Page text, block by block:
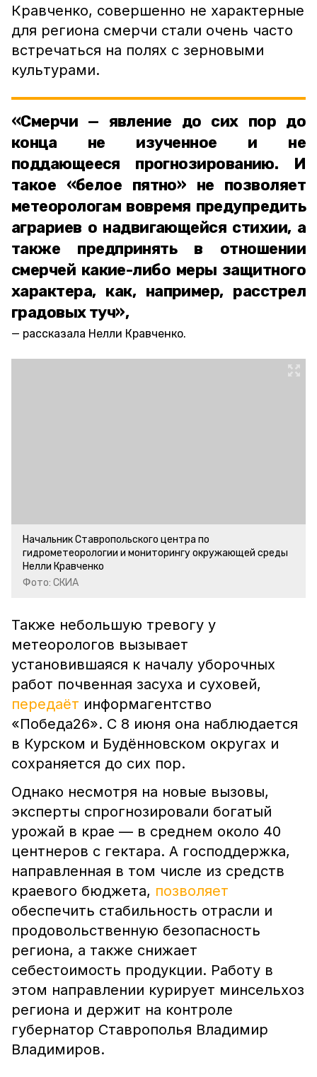
Кравченко, совершенно не характерные
для региона смерчи стали очень часто
встречаться на полях с зерновыми
культурами.
«Смерчи — явление до сих пор до
конца не изученное и не
поддающееся прогнозированию. И
такое «белое пятно» не позволяет
метеорологам вовремя предупредить
аграриев о надвигающейся стихии, а
также предпринять в отношении
смерчей какие-либо меры защитного
характера, как, например, расстрел
градовых туч»,
рассказала Нелли Кравченко.
Начальник Ставропольского центра по
гидрометеорологии и мониторингу окружающей среды
Нелли Кравченко
Фото: СКИА
Также небольшую тревогу у
метеорологов вызывает
установившаяся к началу уборочных
работ почвенная засуха и суховей,
передаёт информагентство
«Победа26». С 8 июня она наблюдается
в Курском и Будённовском округах и
сохраняется до сих пор.
Однако несмотря на новые вызовы,
эксперты спрогнозировали богатый
урожай в крае — в среднем около 40
центнеров с гектара. А господдержка,
направленная в том числе из средств
краевого бюджета, позволяет
обеспечить стабильность отрасли и
продовольственную безопасность
региона, а также снижает
себестоимость продукции. Работу в
этом направлении курирует минсельхоз
региона и держит на контроле
губернатор Ставрополья Владимир
Владимиров.